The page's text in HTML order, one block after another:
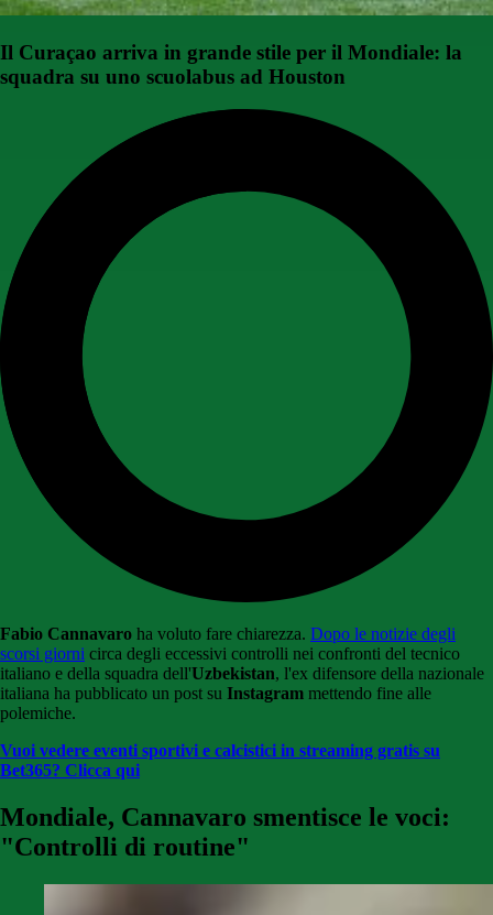
Il Curaçao arriva in grande stile per il Mondiale: la
squadra su uno scuolabus ad Houston
Fabio Cannavaro ha voluto fare chiarezza. Dopo le notizie degli
scorsi giorni circa degli eccessivi controlli nei confronti del tecnico
italiano e della squadra dell'Uzbekistan, l'ex difensore della nazionale
italiana ha pubblicato un post su Instagram mettendo fine alle
polemiche.
Vuoi vedere eventi sportivi e calcistici in streaming gratis su
Bet365? Clicca qui
Mondiale, Cannavaro smentisce le voci:
"Controlli di routine"